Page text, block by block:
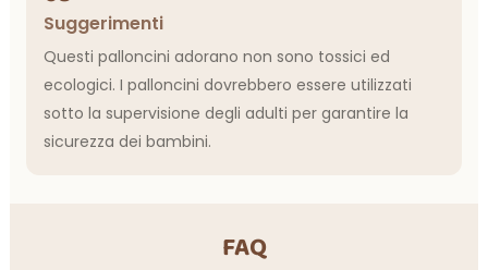
Suggerimenti
Questi palloncini adorano non sono tossici ed
ecologici. I palloncini dovrebbero essere utilizzati
sotto la supervisione degli adulti per garantire la
sicurezza dei bambini.
FAQ